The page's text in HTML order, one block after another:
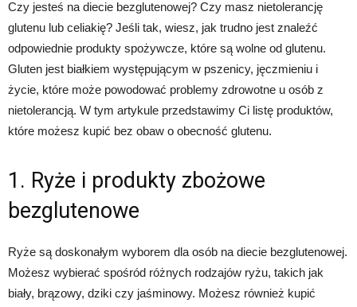
Czy jesteś na diecie bezglutenowej? Czy masz nietolerancję
glutenu lub celiakię? Jeśli tak, wiesz, jak trudno jest znaleźć
odpowiednie produkty spożywcze, które są wolne od glutenu.
Gluten jest białkiem występującym w pszenicy, jęczmieniu i
życie, które może powodować problemy zdrowotne u osób z
nietolerancją. W tym artykule przedstawimy Ci listę produktów,
które możesz kupić bez obaw o obecność glutenu.
1. Ryże i produkty zbożowe
bezglutenowe
Ryże są doskonałym wyborem dla osób na diecie bezglutenowej.
Możesz wybierać spośród różnych rodzajów ryżu, takich jak
biały, brązowy, dziki czy jaśminowy. Możesz również kupić